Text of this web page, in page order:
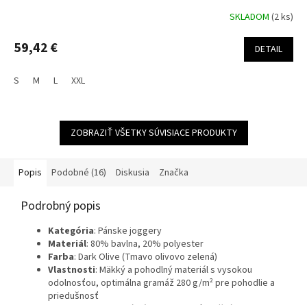
SKLADOM (2 ks)
59,42 € DETAIL
S M L XXL
ZOBRAZIŤ VŠETKY SÚVISIACE PRODUKTY
Popis Podobné (16) Diskusia Značka
Podrobný popis
Kategória: Pánske joggery
Materiál: 80% bavlna, 20% polyester
Farba: Dark Olive (Tmavo olivovo zelená)
Vlastnosti: Mäkký a pohodlný materiál s vysokou
odolnosťou, optimálna gramáž 280 g/m² pre pohodlie a
priedušnosť